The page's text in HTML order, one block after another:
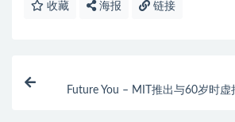
收藏 海报 链接
Future You – MIT推出与60岁时